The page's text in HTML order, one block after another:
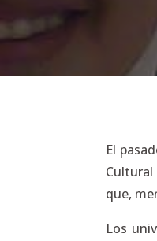
El
Cultural
que,
Los